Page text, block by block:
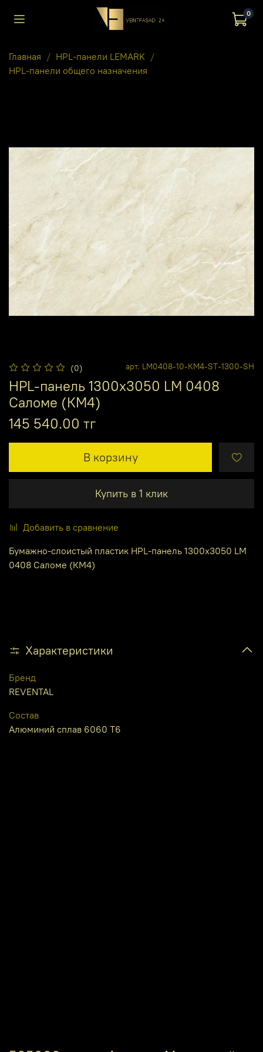
0
Главная
HPL-панели LEMARK
HPL-панели общего назначения
(0) арт. LM0408-10-КМ4-ST-1300-SH
HPL-панель 1300х3050 LM 0408
Саломе (КМ4)
145 540.00 тг
В корзину
Купить в 1 клик
Добавить в сравнение
Бумажно-слоистый пластик HPL-панель 1300х3050 LM
0408 Саломе (КМ4)
Характеристики
Бренд
REVENTAL
Состав
Алюминий сплав 6060 Т6